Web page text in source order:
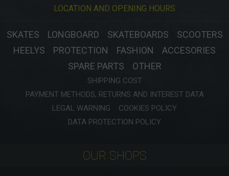
LOCATION AND OPENING HOURS
SKATES LONGBOARD SKATEBOARDS
SCOOTERS
HEELYS
PROTECTION FASHION
ACCESORIES
SPARE PARTS
OTHER
SHIPPING COST
PAYMENT METHODS, RETURNS AND INTEREST DATA
LEGAL WARNING
COOKIES POLICY
DATA PROTECTION POLICY
OUR SHOPS